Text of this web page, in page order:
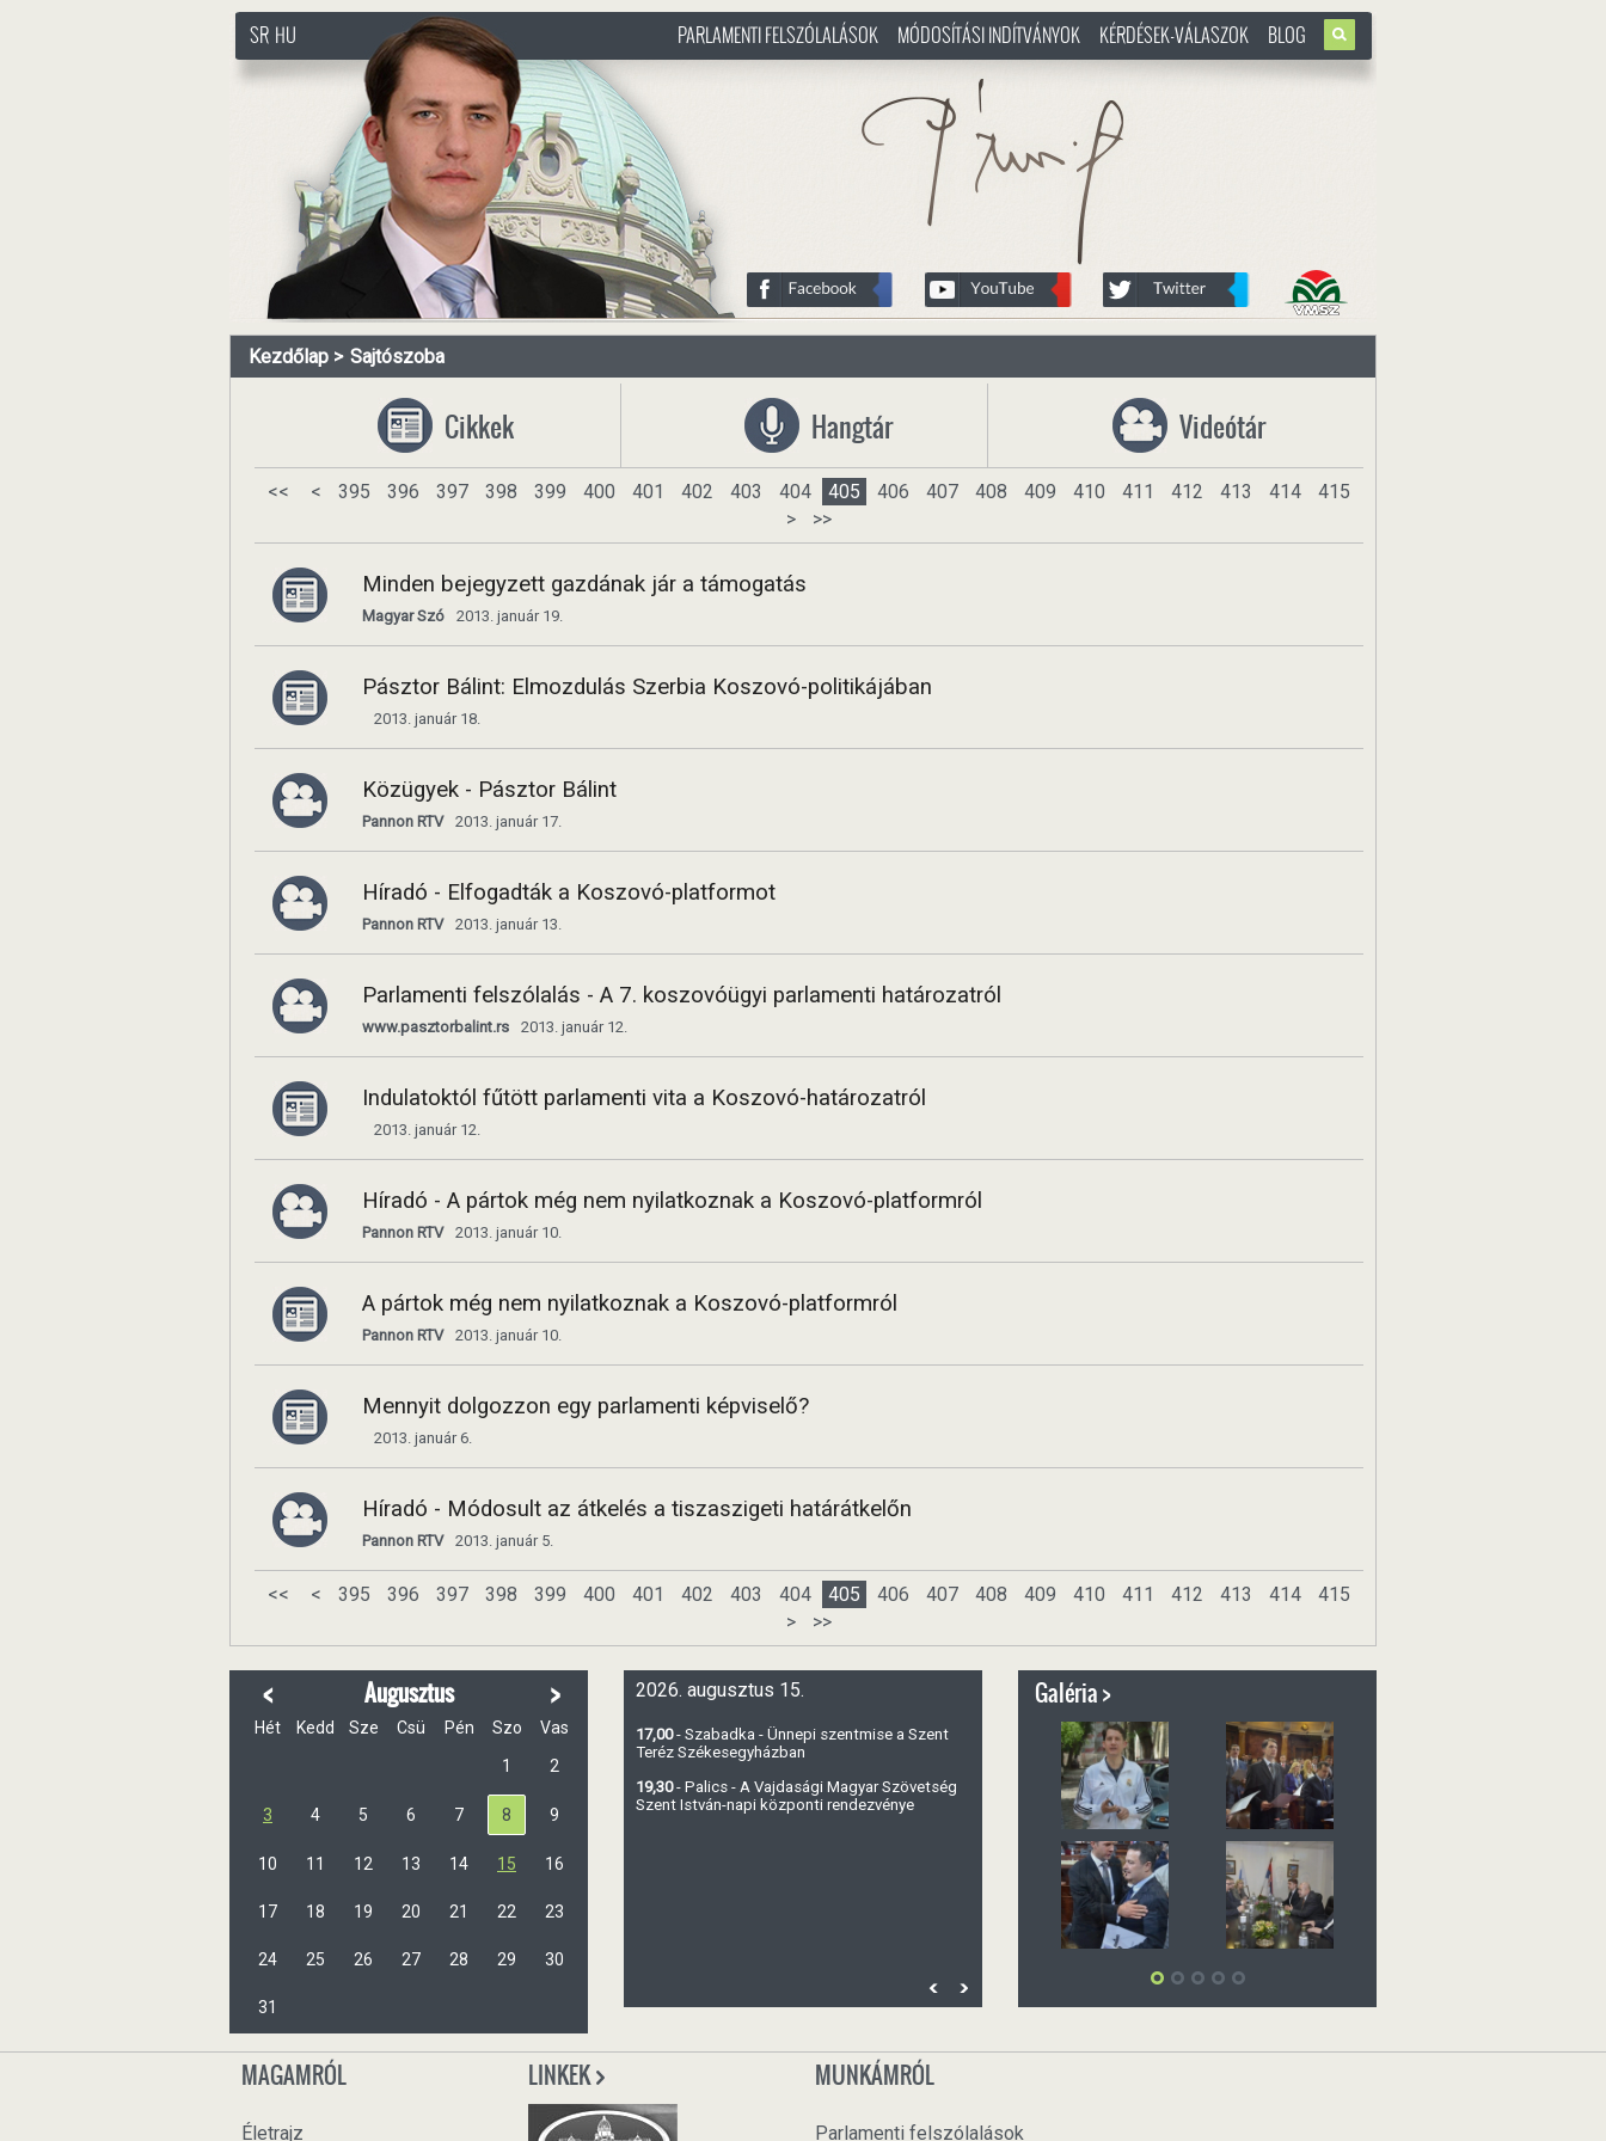
http://www.pasztorbalint.rs/hu
SR HU
http://www.pasztorbalint.rs/hu
PARLAMENTI FELSZÓLALÁSOK MÓDOSÍTÁSI INDÍTVÁNYOK KÉRDÉSEK-VÁLASZOK BLOG
Kezdőlap Sajtószoba
Cikkek Hangtár Videótár
<< < 395 396 397 398 399 400 401 402 403 404 405 406 407 408 409 410 411 412 413 414
415
>
>>
Minden bejegyzett gazdának jár a támogatás
Magyar Szó 2013. január 19.
Pásztor Bálint: Elmozdulás Szerbia Koszovó-politikájában
2013. január 18.
Közügyek - Pásztor Bálint
Pannon RTV 2013. január 17.
Híradó - Elfogadták a Koszovó-platformot
Pannon RTV 2013. január 13.
Parlamenti felszólalás - A 7. koszovóügyi parlamenti határozatról
www.pasztorbalint.rs 2013. január 12.
Indulatoktól fűtött parlamenti vita a Koszovó-határozatról
2013. január 12.
Híradó - A pártok még nem nyilatkoznak a Koszovó-platformról
Pannon RTV 2013. január 10.
A pártok még nem nyilatkoznak a Koszovó-platformról
Pannon RTV 2013. január 10.
Mennyit dolgozzon egy parlamenti képviselő?
2013. január 6.
Híradó - Módosult az átkelés a tiszaszigeti határátkelőn
Pannon RTV 2013. január 5.
<< < 395 396 397 398 399 400 401 402 403 404 405 406 407 408 409 410 411 412 413 414
415
>
>>
< Augusztus >
Hét Kedd Sze Csü Pén Szo
Vas
1
2
3 4 5 6 7 8 9
10 11 12 13 14 15 16
17 18 19 20 21 22 23
24 25 26 27 28 29 30
31
2026. augusztus 15.
17,00- Szabadka - Ünnepi szentmise a Szent
Teréz Székesegyházban
19,30- Palics - A Vajdasági Magyar Szövetség
Szent István-napi központi rendezvénye
Galéria >
MAGAMRÓL
Életrajz
LINKEK MUNKÁMRÓL
Parlamenti felszólalások